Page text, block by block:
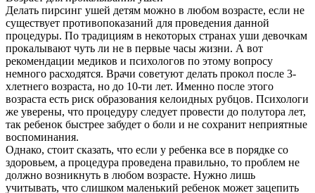
Делать пирсинг ушей детям можно в любом возрасте, если не
существует противопоказаний для проведения данной
процедуры. По традициям в некоторых странах уши девочкам
прокалывают чуть ли не в первые часы жизни. А вот
рекомендации медиков и психологов по этому вопросу
немного расходятся. Врачи советуют делать прокол после 3-
хлетнего возраста, но до 10-ти лет. Именно после этого
возраста есть риск образования келоидных рубцов. Психологи
же уверены, что процедуру следует провести до полутора лет,
так ребенок быстрее забудет о боли и не сохранит неприятные
воспоминания.
Однако, стоит сказать, что если у ребенка все в порядке со
здоровьем, а процедура проведена правильно, то проблем не
должно возникнуть в любом возрасте. Нужно лишь
учитывать, что слишком маленький ребенок может зацепить